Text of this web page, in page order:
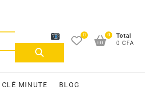
Recherche
0
Total
0 CFA
0
CLÉ MINUTE BLOG